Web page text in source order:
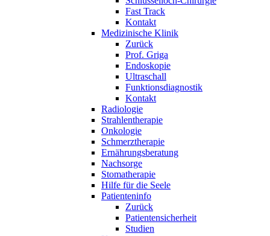
Fast Track
Kontakt
Medizinische Klinik
Zurück
Prof. Griga
Endoskopie
Ultraschall
Funktionsdiagnostik
Kontakt
Radiologie
Strahlentherapie
Onkologie
Schmerztherapie
Ernährungsberatung
Nachsorge
Stomatherapie
Hilfe für die Seele
Patienteninfo
Zurück
Patientensicherheit
Studien